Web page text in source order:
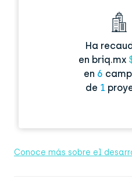
Ha
en briq.mx
en 6
de 1
Conoce más sobre el